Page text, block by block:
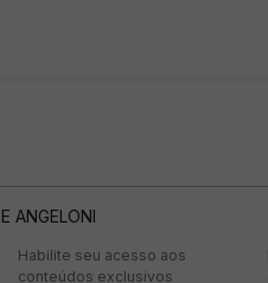
ANGELONI
Habilite seu acesso aos
conteúdos exclusivos